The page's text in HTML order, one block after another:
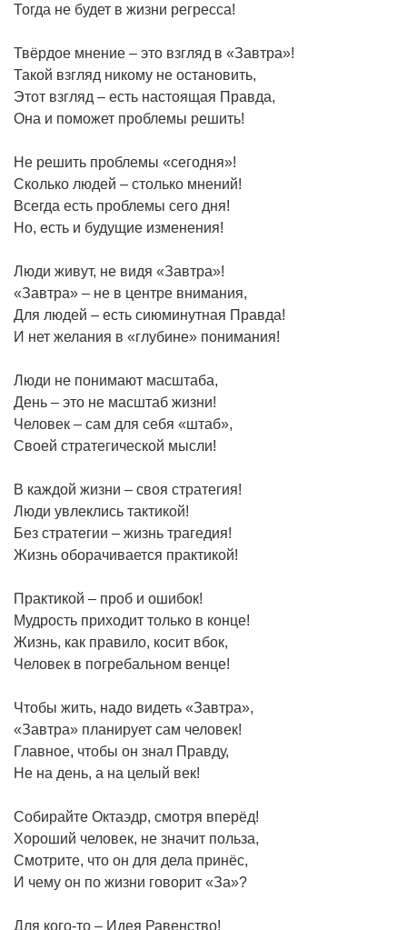
Тогда не будет в жизни регресса!
Твёрдое мнение – это взгляд в «Завтра»!
Такой взгляд никому не остановить,
Этот взгляд – есть настоящая Правда,
Она и поможет проблемы решить!
Не решить проблемы «сегодня»!
Сколько людей – столько мнений!
Всегда есть проблемы сего дня!
Но, есть и будущие изменения!
Люди живут, не видя «Завтра»!
«Завтра» – не в центре внимания,
Для людей – есть сиюминутная Правда!
И нет желания в «глубине» понимания!
Люди не понимают масштаба,
День – это не масштаб жизни!
Человек – сам для себя «штаб»,
Своей стратегической мысли!
В каждой жизни – своя стратегия!
Люди увлеклись тактикой!
Без стратегии – жизнь трагедия!
Жизнь оборачивается практикой!
Практикой – проб и ошибок!
Мудрость приходит только в конце!
Жизнь, как правило, косит вбок,
Человек в погребальном венце!
Чтобы жить, надо видеть «Завтра»,
«Завтра» планирует сам человек!
Главное, чтобы он знал Правду,
Не на день, а на целый век!
Собирайте Октаэдр, смотря вперёд!
Хороший человек, не значит польза,
Смотрите, что он для дела принёс,
И чему он по жизни говорит «За»?
Для кого-то – Идея Равенство!